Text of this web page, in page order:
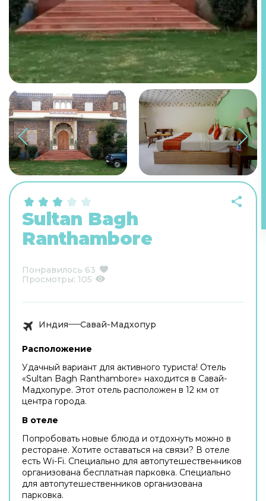
Sultan Bagh
Ranthambore
Понравилось 63
Просмотры: 105
Индия Савай-Мадхопур
Расположение
Удачный вариант для активного туриста! Отель
«Sultan Bagh Ranthambore» находится в Савай-
Мадхопуре. Этот отель расположен в 12 км от
центра города.
В отеле
Попробовать новые блюда и отдохнуть можно в
ресторане. Хотите оставаться на связи? В отеле
есть Wi-Fi. Специально для автопутешественников
организована бесплатная парковка. Специально
для автопутешественников организована
парковка.